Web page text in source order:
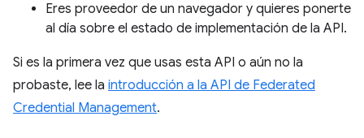
Eres proveedor de un navegador y quieres ponerte
al día sobre el estado de implementación de la API.
Si es la primera vez que usas esta API o aún no la
probaste, lee la introducción a la API de Federated
Credential Management.